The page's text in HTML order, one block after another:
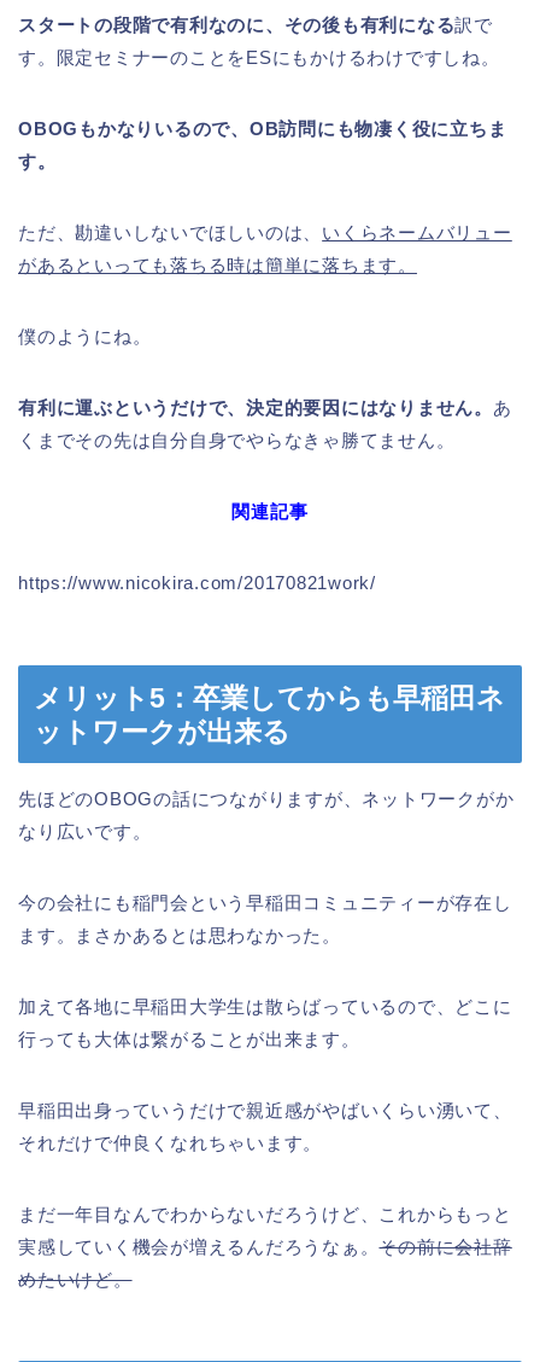
スタートの段階で有利なのに、その後も有利になる訳で
す。限定セミナーのことをESにもかけるわけですしね。
OBOGもかなりいるので、OB訪問にも物凄く役に立ちま
す。
ただ、勘違いしないでほしいのは、 いくらネームバリュー
があるといっても落ちる時は簡単に落ちます。
僕のようにね。
有利に運ぶというだけで、決定的要因にはなりません。 あ
くまでその先は自分自身でやらなきゃ勝てません。
関連記事
https://www.nicokira.com/20170821work/
メリット5：卒業してからも早稲田ネ
ットワークが出来る
先ほどのOBOGの話につながりますが、ネットワークがか
なり広いです。
今の会社にも稲門会という早稲田コミュニティーが存在し
ます。まさかあるとは思わなかった。
加えて各地に早稲田大学生は散らばっているので、どこに
行っても大体は繋がることが出来ます。
早稲田出身っていうだけで親近感がやばいくらい湧いて、
それだけで仲良くなれちゃいます。
まだ一年目なんでわからないだろうけど、これからもっと
実感していく機会が増えるんだろうなぁ。その前に会社辞
めたいけど。